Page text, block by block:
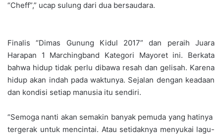
“Cheff”,” ucap sulung dari dua bersaudara.
Finalis “Dimas Gunung Kidul 2017” dan peraih Juara
Harapan 1 Marchingband Kategori Mayoret ini. Berkata
bahwa hidup tidak perlu dibawa resah dan gelisah. Karena
hidup akan indah pada waktunya. Sejalan dengan keadaan
dan kondisi setiap manusia itu sendiri.
“Semoga nanti akan semakin banyak pemuda yang hatinya
tergerak untuk mencintai. Atau setidaknya menyukai lagu-